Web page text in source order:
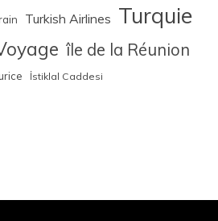
Turkish Airlines Turquie
île de la Réunion
İstiklal Caddesi